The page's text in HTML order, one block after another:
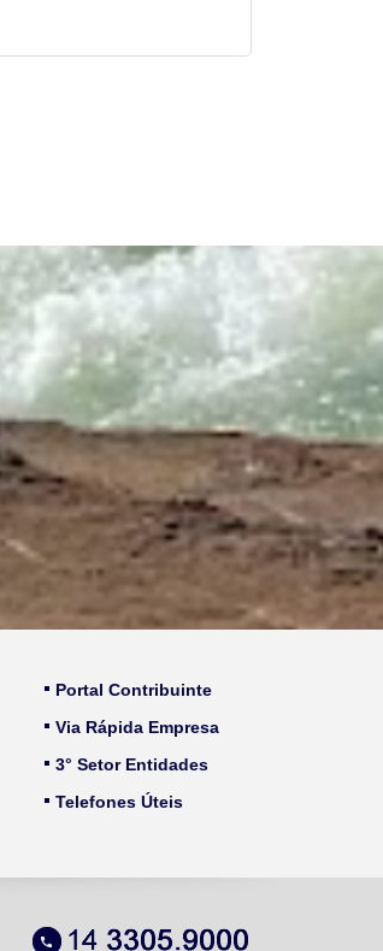
Portal Contribuinte
Via Rápida Empresa
3° Setor Entidades
Telefones Úteis